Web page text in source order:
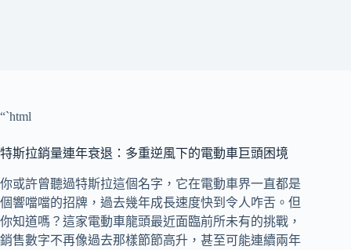
“`html
特斯拉銷量連年衰退：多重逆風下的電動車巨頭困境
你或許曾聽過特斯拉這個名字，它在電動車界一直都是
個響噹噹的招牌，過去幾年成長速度快到令人咋舌。但
你知道嗎？這家電動車龍頭最近面臨前所未有的挑戰，
銷售數字不再像過去那樣節節高升，甚至可能連續兩年